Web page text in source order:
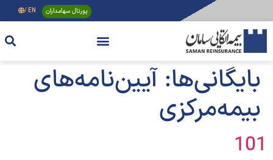
پورتال سهامداران EN /
بایگانی‌ها: آیین‌نامه‌های
بیمه‌مرکزی
101